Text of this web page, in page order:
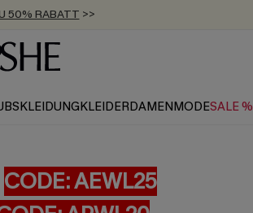
50% RABATT >>
EXTRA ERHALTEN
AB 89 €
KLEIDERDAMENMODESALE %
CODE: AEWL25